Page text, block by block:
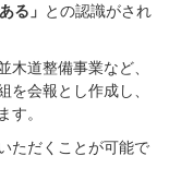
る」 との認識がされ
木道整備事業など、
を会報とし作成し、
す。
ただくことが可能で